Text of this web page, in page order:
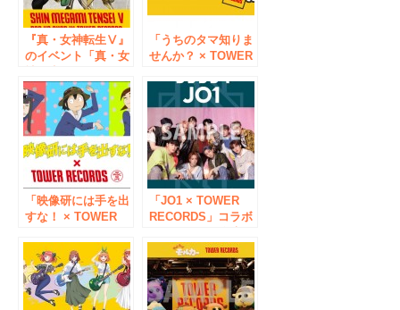
『真・女神転生Ⅴ』
のイベント「真・女
SHOP in TOWER
RECORDS」の開催
が決定！
「うちのタマ知りま
せんか？ × TOWER
ッズ」タワレコ限定
デザインで１月10日
発売
「映像研には手を出
すな！ × TOWER
グッズが爆誕！7/30
からタワレコ8店舗
＆オンライン限定販
売！
「JO1 × TOWER
RECORDS」コラボ
催、3rd
SINGLE『CHALLE
NGER』発売をタワ
レコが応援！